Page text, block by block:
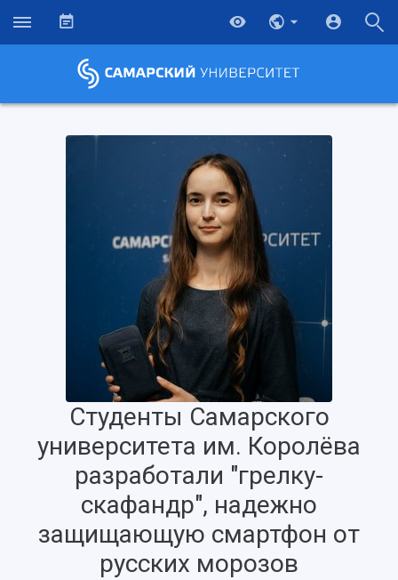
Студенты Самарского
университета им. Королёва
разработали "грелку-
скафандр", надежно
защищающую смартфон от
русских морозов